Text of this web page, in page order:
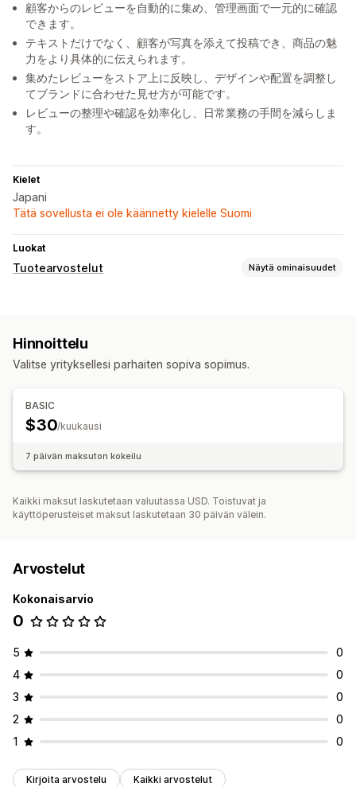
顧客からのレビューを自動的に集め、管理画面で一元的に確認
できます。
テキストだけでなく、顧客が写真を添えて投稿でき、商品の魅
力をより具体的に伝えられます。
集めたレビューをストア上に反映し、デザインや配置を調整し
てブランドに合わせた見せ方が可能です。
レビューの整理や確認を効率化し、日常業務の手間を減らしま
す。
Kielet
Japani
Tätä sovellusta ei ole käännetty kielelle Suomi
Luokat
Tuotearvostelut Näytä ominaisuudet
Äänestys Tunnukset
Kaikki arvostelut -sivu Parhaat arvostelut
Tuoteryhmittely
Sähköpostipyynnöt Lomakkeet
Hinnoittelu
Valitse yrityksellesi parhaiten sopiva sopimus.
BASIC
$30/kuukausi
7 päivän maksuton kokeilu
Kaikki maksut laskutetaan valuutassa USD. Toistuvat ja
käyttöperusteiset maksut laskutetaan 30 päivän välein.
Arvostelut
Kokonaisarvio
0
5
0
4
0
3
0
2
0
1
0
Kirjoita arvostelu Kaikki arvostelut